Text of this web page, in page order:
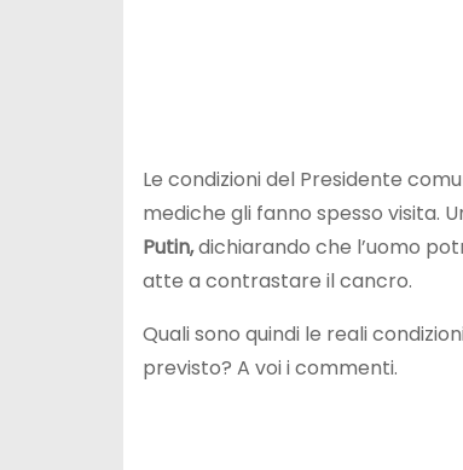
Le condizioni del Presidente
mediche gli fanno spesso visita.
Putin,dichiarando che l’uomo
atte a contrastare il cancro.
Quali sono quindi le reali
previsto? A voi i commenti.